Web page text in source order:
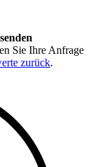
Sie Ihre Anfrage
zurück.